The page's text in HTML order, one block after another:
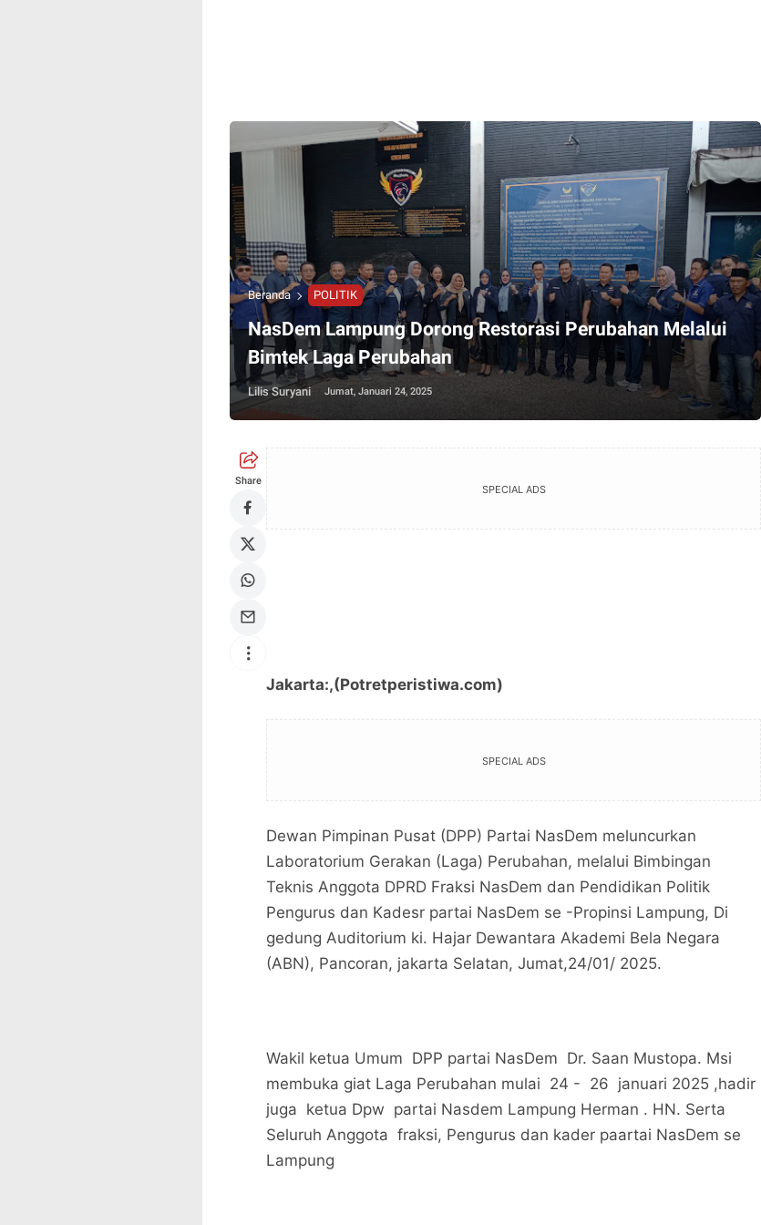
Beranda POLITIK
NasDem Lampung Dorong Restorasi Perubahan Melalui
Bimtek Laga Perubahan
Lilis Suryani Jumat, Januari 24, 2025
Share
SPECIAL ADS
Jakarta:,(Potretperistiwa.com)
SPECIAL ADS
Dewan Pimpinan Pusat (DPP) Partai NasDem meluncurkan
Laboratorium Gerakan (Laga) Perubahan, melalui Bimbingan
Teknis Anggota DPRD Fraksi NasDem dan Pendidikan Politik
Pengurus dan Kadesr partai NasDem se -Propinsi Lampung, Di
gedung Auditorium ki. Hajar Dewantara Akademi Bela Negara
(ABN), Pancoran, jakarta Selatan, Jumat,24/01/ 2025.
Wakil ketua Umum DPP partai NasDem Dr. Saan Mustopa. Msi
membuka giat Laga Perubahan mulai 24 - 26 januari 2025 ,hadir
juga ketua Dpw partai Nasdem Lampung Herman . HN. Serta
Seluruh Anggota fraksi, Pengurus dan kader paartai NasDem se
Lampung